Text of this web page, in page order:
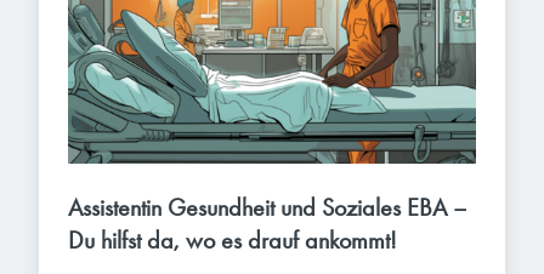
Assistentin Gesundheit und Soziales EBA –
Du hilfst da, wo es drauf ankommt!